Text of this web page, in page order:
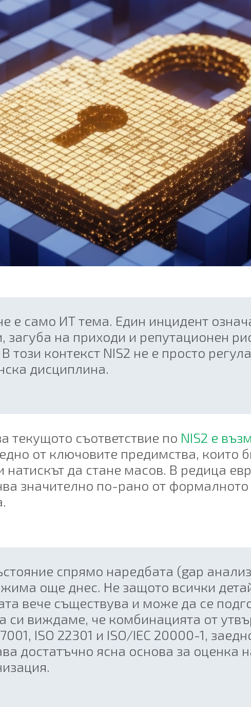
е само ИТ тема. Един инцидент
загуба на приходи и репутационен
този контекст NIS2 не е просто
дисциплина.
текущото съответствие по NIS2 е
от ключовите предимства, които
да стане масов. В редица
значително по-рано от
спрямо наредбата (gap
още днес. Не защото всички
вече съществува и може да се
си виждаме, че комбинацията от
ISO 22301 и ISO/IEC 20000-1,
достатъчно ясна основа за оценка